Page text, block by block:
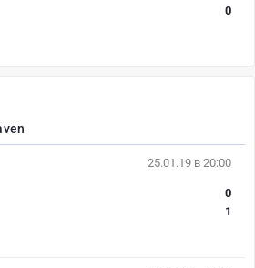
0
25.01.19 в 20:00
0
1